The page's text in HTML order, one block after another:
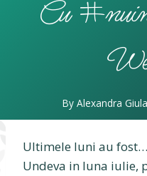
Cu
By Alexandra Giula
Ultimele luni au
Undeva in luna iulie,